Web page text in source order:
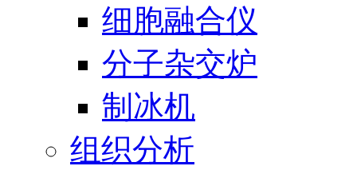
细胞融合仪
分子杂交炉
制冰机
组织分析